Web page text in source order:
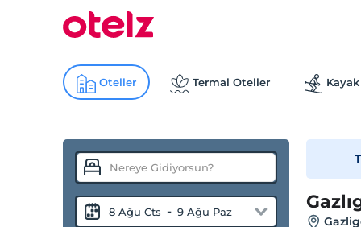
Oteller Termal Oteller
8 Ağu Cts - 9 Ağu Paz